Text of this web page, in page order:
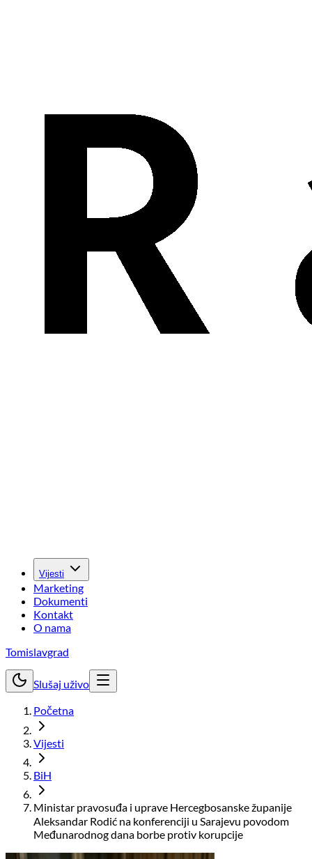
Vijesti
Marketing
Dokumenti
Kontakt
O nama
Tomislavgrad
Slušaj uživo
Početna
Vijesti
BiH
Ministar pravosuđa i uprave Hercegbosanske županije
Aleksandar Rodić na konferenciji u Sarajevu povodom
Međunarodnog dana borbe protiv korupcije